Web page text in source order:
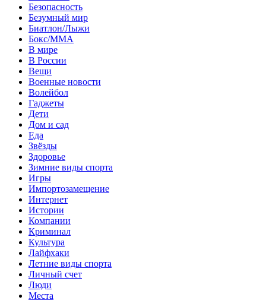
Безопасность
Безумный мир
Биатлон/Лыжи
Бокс/MMA
В мире
В России
Вещи
Военные новости
Волейбол
Гаджеты
Дети
Дом и сад
Еда
Звёзды
Здоровье
Зимние виды спорта
Игры
Импортозамещение
Интернет
Истории
Компании
Криминал
Культура
Лайфхаки
Летние виды спорта
Личный счет
Люди
Места